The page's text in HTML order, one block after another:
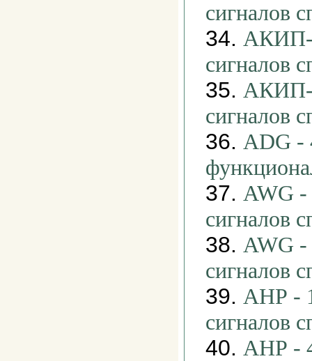
сигналов
34. АКИП-
сигналов
35. АКИП-
сигналов
36. ADG -
37. AWG -
сигналов
38. AWG -
сигналов
39. АНР -
сигналов
40. АНР -